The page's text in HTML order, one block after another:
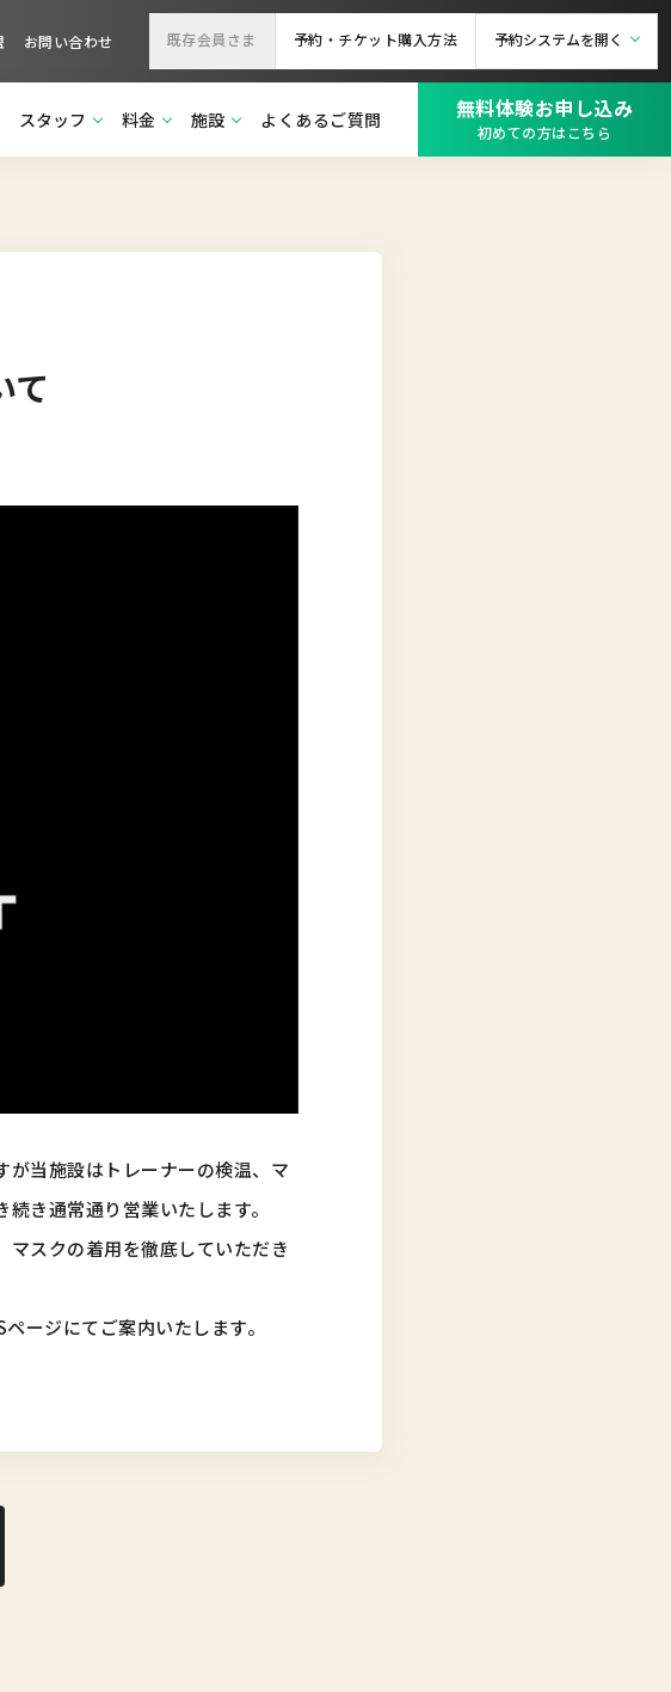
お問い合わせ 既存会員さま 予約・チケット購入方法 予約システムを開く
スタッフ 料金 施設 よくあるご質問 無料体験お申し込み
初めての方はこちら
て
が当施設はトレーナーの検温、マ
き通常通り営業いたします。
スクの着用を徹底していただき
ージにてご案内いたします。